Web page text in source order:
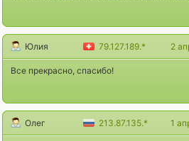
Юлия 79.127.189.* 2
Все прекрасно, спасибо!
Олег 213.87.135.* 1